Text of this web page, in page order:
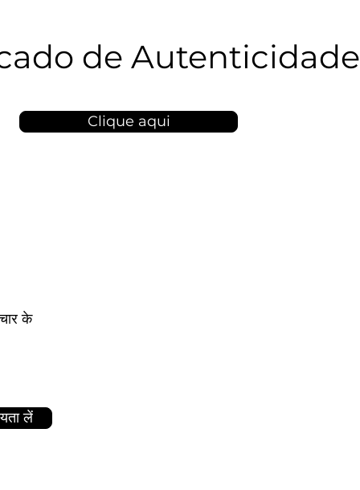
de Autenticidade
Clique aqui
के
लें